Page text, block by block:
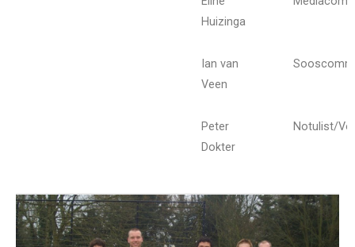
Huizinga
Ian van
Veen
Peter
Dokter
Notulist/